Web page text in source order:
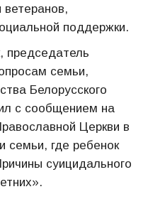
поддержки.
председатель
семьи,
Белорусского
с сообщением на
Церкви в
семьи, где ребенок
суицидального